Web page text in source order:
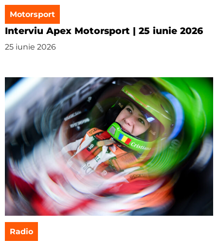
Motorsport
Interviu Apex Motorsport | 25 iunie 2026
25 iunie 2026
Radio